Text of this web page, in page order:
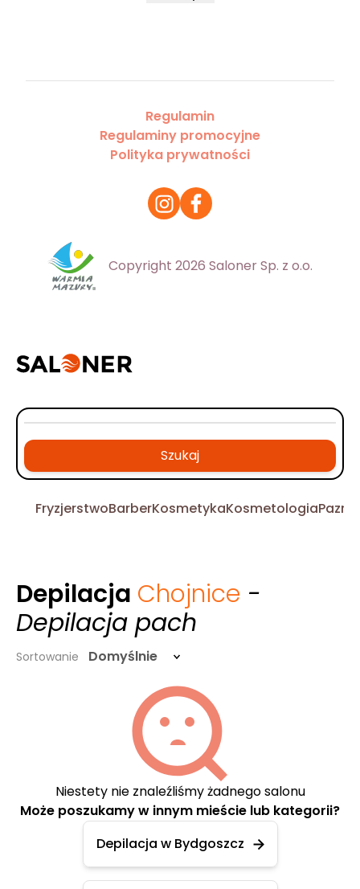
Regulamin
Regulaminy promocyjne
Polityka prywatności
Copyright 2026 Saloner Sp. z o.o.
Szukaj
FryzjerstwoBarberKosmetykaKosmetologia
Depilacja Chojnice -
Depilacja pach
Sortowanie Domyślnie
Niestety nie znaleźliśmy żadnego salonu
Może poszukamy w innym mieście lub kategorii?
Depilacja w Bydgoszcz